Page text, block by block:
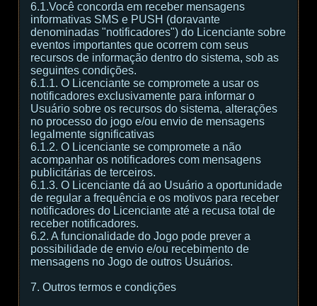
6.1.Você concorda em receber mensagens
informativas SMS e PUSH (doravante
denominadas "notificadores") do Licenciante sobre
eventos importantes que ocorrem com seus
recursos de informação dentro do sistema, sob as
seguintes condições.
6.1.1. O Licenciante se compromete a usar os
notificadores exclusivamente para informar o
Usuário sobre os recursos do sistema, alterações
no processo do jogo e/ou envio de mensagens
legalmente significativas
6.1.2. O Licenciante se compromete a não
acompanhar os notificadores com mensagens
publicitárias de terceiros.
6.1.3. O Licenciante dá ao Usuário a oportunidade
de regular a frequência e os motivos para receber
notificadores do Licenciante até a recusa total de
receber notificadores.
6.2. A funcionalidade do Jogo pode prever a
possibilidade de envio e/ou recebimento de
mensagens no Jogo de outros Usuários.
7. Outros termos e condições